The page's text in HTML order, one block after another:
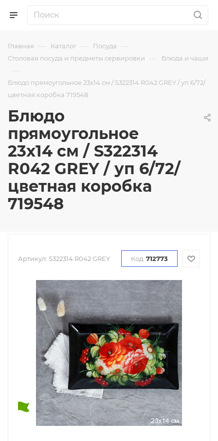
Главная — Каталог — Посуда —
Столовая посуда и предметы сервировки — Блюда и чаши
—
Блюдо прямоугольное 23x14 см / S322314 R042 GREY / уп 6/72/
цветная коробка 719548
Блюдо
прямоугольное
23x14 см / S322314
R042 GREY / уп 6/72/
цветная коробка
719548
Артикул: S322314 R042 GREY Код: 712773